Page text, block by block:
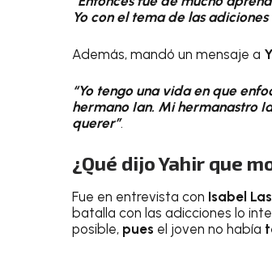
Yo con el tema de las
Además, mandó un mensaje a
“Yo tengo una vida en que
hermano Ian. Mi hermanastro
querer”.
¿Qué dijo Yahir que
Fue en entrevista con Isabel
batalla con las adicciones lo
posible, pues el joven no había